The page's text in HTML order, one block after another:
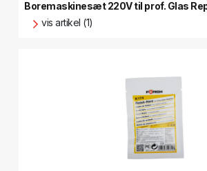
Boremaskinesæt 220V til prof. Glas
vis artikel (1)